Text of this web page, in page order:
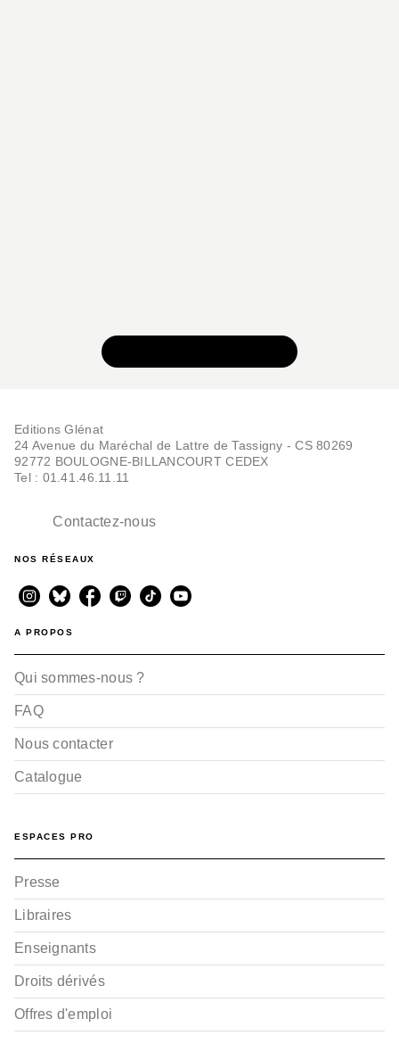
Editions Glénat
24 Avenue du Maréchal de Lattre de Tassigny - CS 80269
92772 BOULOGNE-BILLANCOURT CEDEX
Tel : 01.41.46.11.11
Contactez-nous
NOS RÉSEAUX
A PROPOS
Qui sommes-nous ?
FAQ
Nous contacter
Catalogue
ESPACES PRO
Presse
Libraires
Enseignants
Droits dérivés
Offres d'emploi